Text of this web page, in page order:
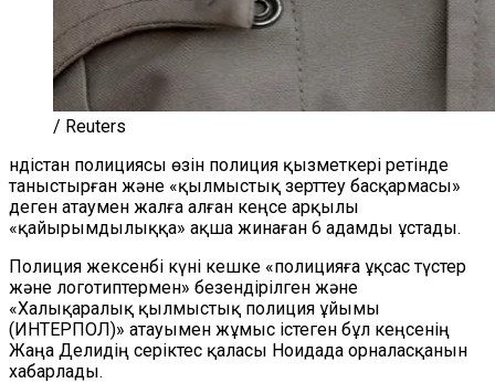
/ Reuters
Үндістан полициясы өзін полиция қызметкері ретінде
таныстырған және «қылмыстық зерттеу басқармасы»
деген атаумен жалға алған кеңсе арқылы
«қайырымдылыққа» ақша жинаған 6 адамды ұстады.
Полиция жексенбі күні кешке «полицияға ұқсас түстер
және логотиптермен» безендірілген және
«Халықаралық қылмыстық полиция ұйымы
(ИНТЕРПОЛ)» атауымен жұмыс істеген бұл кеңсенің
Жаңа Делидің серіктес қаласы Ноидада орналасқанын
хабарлады.